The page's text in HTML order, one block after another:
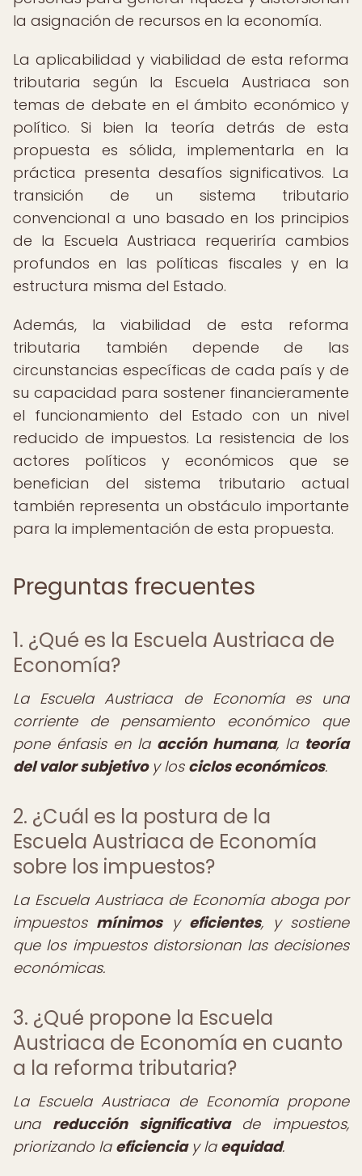
la asignación de recursos en la economía.
La aplicabilidad y viabilidad de esta reforma
tributaria según la Escuela Austriaca son
temas de debate en el ámbito económico y
político. Si bien la teoría detrás de esta
propuesta es sólida, implementarla en la
práctica presenta desafíos significativos. La
transición de un sistema tributario
convencional a uno basado en los principios
de la Escuela Austriaca requeriría cambios
profundos en las políticas fiscales y en la
estructura misma del Estado.
Además, la viabilidad de esta reforma
tributaria también depende de las
circunstancias específicas de cada país y de
su capacidad para sostener financieramente
el funcionamiento del Estado con un nivel
reducido de impuestos. La resistencia de los
actores políticos y económicos que se
benefician del sistema tributario actual
también representa un obstáculo importante
para la implementación de esta propuesta.
Preguntas frecuentes
1. ¿Qué es la Escuela Austriaca de
Economía?
La Escuela Austriaca de Economía es una
corriente de pensamiento económico que
pone énfasis en la acción humana, la teoría
del valor subjetivoy los ciclos económicos.
2. ¿Cuál es la postura de la
Escuela Austriaca de Economía
sobre los impuestos?
La Escuela Austriaca de Economía aboga por
impuestos mínimosy eficientes, y sostiene
que los impuestos distorsionan las decisiones
económicas.
3. ¿Qué propone la Escuela
Austriaca de Economía en cuanto
a la reforma tributaria?
La Escuela Austriaca de Economía propone
una reducción significativade impuestos,
priorizando la eficienciay la equidad.